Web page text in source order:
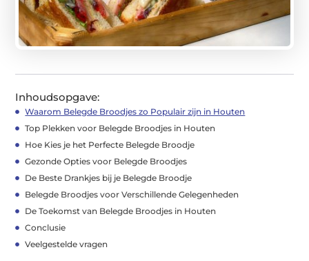
Inhoudsopgave:
Waarom Belegde Broodjes zo Populair zijn in Houten
Top Plekken voor Belegde Broodjes in Houten
Hoe Kies je het Perfecte Belegde Broodje
Gezonde Opties voor Belegde Broodjes
De Beste Drankjes bij je Belegde Broodje
Belegde Broodjes voor Verschillende Gelegenheden
De Toekomst van Belegde Broodjes in Houten
Conclusie
Veelgestelde vragen